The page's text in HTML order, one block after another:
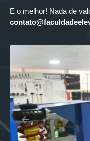
E o melhor! Nada de